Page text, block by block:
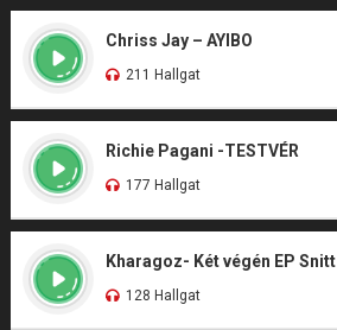
Chriss Jay – AYIBO
211 Hallgat
Richie Pagani -TESTVÉR
177 Hallgat
Kharagoz- Két végén EP Snitt
128 Hallgat